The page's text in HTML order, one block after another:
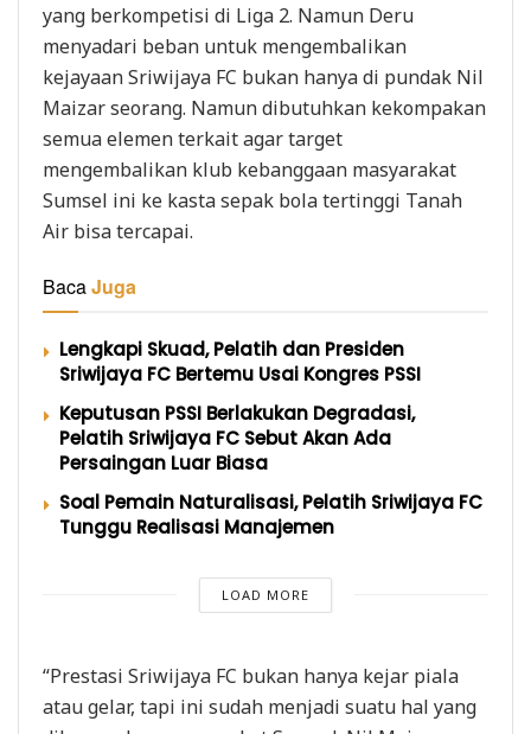
yang berkompetisi di Liga 2. Namun Deru
menyadari beban untuk mengembalikan
kejayaan Sriwijaya FC bukan hanya di pundak Nil
Maizar seorang. Namun dibutuhkan kekompakan
semua elemen terkait agar target
mengembalikan klub kebanggaan masyarakat
Sumsel ini ke kasta sepak bola tertinggi Tanah
Air bisa tercapai.
BacaJuga
Lengkapi Skuad, Pelatih dan Presiden
Sriwijaya FC Bertemu Usai Kongres PSSI
Keputusan PSSI Berlakukan Degradasi,
Pelatih Sriwijaya FC Sebut Akan Ada
Persaingan Luar Biasa
Soal Pemain Naturalisasi, Pelatih Sriwijaya FC
Tunggu Realisasi Manajemen
LOAD MORE
“Prestasi Sriwijaya FC bukan hanya kejar piala
atau gelar, tapi ini sudah menjadi suatu hal yang